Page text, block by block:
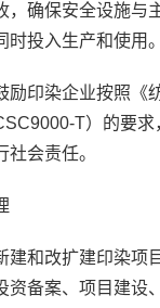
，确保安全设施与
投入生产和使用。
印染企业按照《
T）的要求
会责任。
和改扩建印染项
资备案、项目建设